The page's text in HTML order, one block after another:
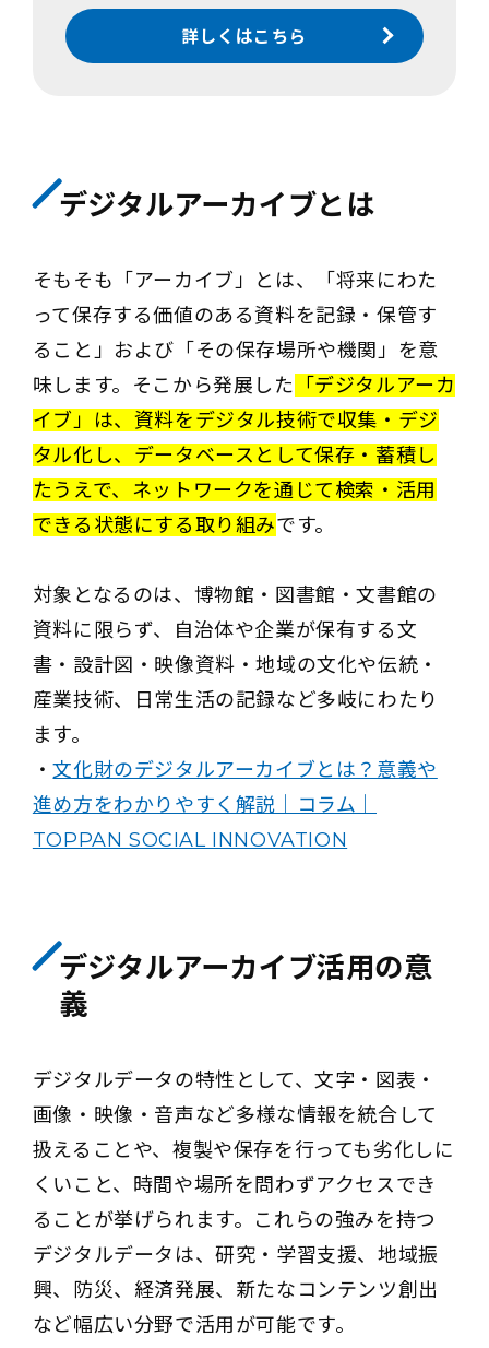
詳しくはこちら
デジタルアーカイブとは
そもそも「アーカイブ」とは、「将来にわた
って保存する価値のある資料を記録・保管す
ること」および「その保存場所や機関」を意
味します。そこから発展した 「デジタルアーカ
イブ」は、資料をデジタル技術で収集・デジ
タル化し、データベースとして保存・蓄積し
たうえで、ネットワークを通じて検索・活用
できる状態にする取り組みです。
対象となるのは、博物館・図書館・文書館の
資料に限らず、自治体や企業が保有する文
書・設計図・映像資料・地域の文化や伝統・
産業技術、日常生活の記録など多岐にわたり
ます。
・文化財のデジタルアーカイブとは？意義や
進め方をわかりやすく解説｜コラム｜
TOPPAN SOCIAL INNOVATION
デジタルアーカイブ活用の意
義
デジタルデータの特性として、文字・図表・
画像・映像・音声など多様な情報を統合して
扱えることや、複製や保存を行っても劣化しに
くいこと、時間や場所を問わずアクセスでき
ることが挙げられます。これらの強みを持つ
デジタルデータは、研究・学習支援、地域振
興、防災、経済発展、新たなコンテンツ創出
など幅広い分野で活用が可能です。